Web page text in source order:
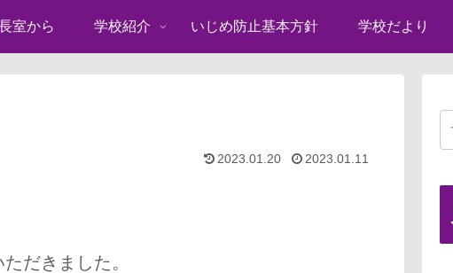
室から 学校紹介 いじめ防止基本方針 学校だより
2023.01.20 2023.01.11
だきました。